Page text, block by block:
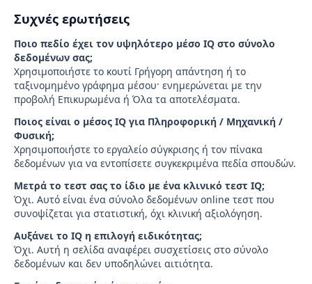
Συχνές ερωτήσεις
Ποιο πεδίο έχει τον υψηλότερο μέσο IQ στο σύνολο
δεδομένων σας;
Χρησιμοποιήστε το κουτί Γρήγορη απάντηση ή το
ταξινομημένο γράφημα μέσου· ενημερώνεται με την
προβολή Επικυρωμένα ή Όλα τα αποτελέσματα.
Ποιος είναι ο μέσος IQ για Πληροφορική / Μηχανική /
Φυσική;
Χρησιμοποιήστε το εργαλείο σύγκρισης ή τον πίνακα
δεδομένων για να εντοπίσετε συγκεκριμένα πεδία σπουδών.
Μετρά το τεστ σας το ίδιο με ένα κλινικό τεστ IQ;
Όχι. Αυτό είναι ένα σύνολο δεδομένων online τεστ που
συνοψίζεται για στατιστική, όχι κλινική αξιολόγηση.
Αυξάνει το IQ η επιλογή ειδικότητας;
Όχι. Αυτή η σελίδα αναφέρει συσχετίσεις στο σύνολο
δεδομένων και δεν υποδηλώνει αιτιότητα.